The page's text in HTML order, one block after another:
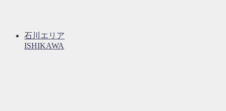
石川エリア
ISHIKAWA